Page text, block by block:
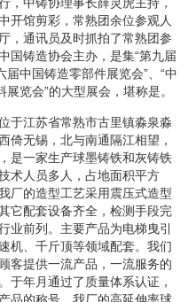
开馆剪彩，常熟团余位参观人
，通讯员及时抓拍了常熟团参
国铸造协会主办，是集“第九届
届中国铸造零部件展览会”、“中
览会”的大型展会，堪称是。
于江苏省常熟市古里镇淼泉淼
倚无锡，北与南通隔江相望，
是一家生产球墨铸铁和灰铸铁
术人员多人，占地面积平方
厂的造型工艺采用震压式造型
它配套设备齐全，检测手段完
业前列。主要产品为电梯曳引
机、千斤顶等领域配套。我们
客提供一流产品，一流服务的
于年月通过了质量体系认证，